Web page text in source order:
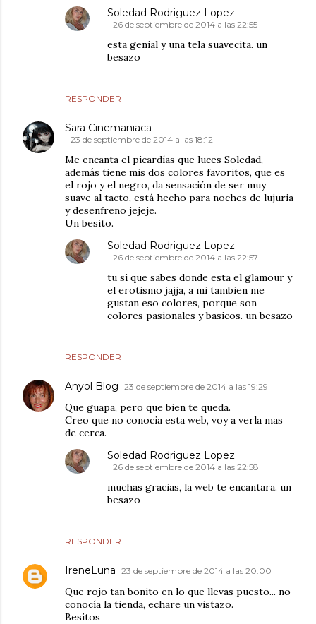
RESPONDER
Soledad Rodriguez Lopez
26 de septiembre de 2014 a las 22:55
esta genial y una tela suavecita. un
besazo
Sara Cinemaniaca
23 de septiembre de 2014 a las 18:12
Me encanta el picardías que luces Soledad,
además tiene mis dos colores favoritos, que es
el rojo y el negro, da sensación de ser muy
suave al tacto, está hecho para noches de lujuria
y desenfreno jejeje.
Un besito.
RESPONDER
Soledad Rodriguez Lopez
26 de septiembre de 2014 a las 22:57
tu si que sabes donde esta el glamour y
el erotismo jajja, a mi tambien me
gustan eso colores, porque son
colores pasionales y basicos. un besazo
Anyol Blog 23 de septiembre de 2014 a las 19:29
Que guapa, pero que bien te queda.
Creo que no conocia esta web, voy a verla mas
de cerca.
RESPONDER
Soledad Rodriguez Lopez
26 de septiembre de 2014 a las 22:58
muchas gracias, la web te encantara. un
besazo
IreneLuna 23 de septiembre de 2014 a las 20:00
Que rojo tan bonito en lo que llevas puesto... no
conocía la tienda, echare un vistazo.
Besitos